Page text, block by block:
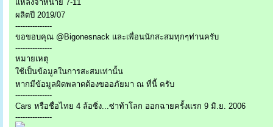
แหล่งจำหน่าย 7-11
ผลิตปี 2019/07
---------------
ขอขอบคุณ @Bigonesnack และเพื่อนนักสะสมทุกๆท่านครับ
---------------
หมายเหตุ
ใช้เป็นข้อมูลในการสะสมเท่านั้น
หากมีข้อมูลผิดพลาดต้องขออภัยมา ณ ที่นี้ ครับ
---------------
Cars หรือชื่อไทย 4 ล้อซิ่ง...ซ่าท้าโลก ออกฉายครั้งแรก 9 มิ.ย. 2006
---------------